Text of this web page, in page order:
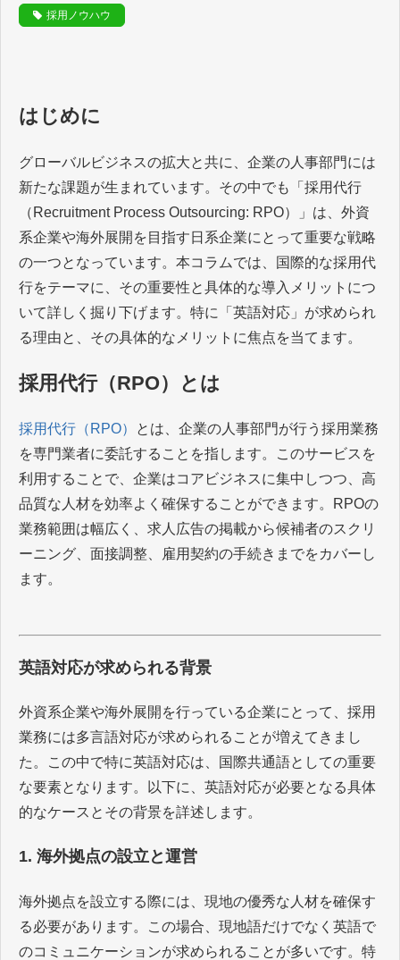
採用ノウハウ
はじめに
グローバルビジネスの拡大と共に、企業の人事部門には
新たな課題が生まれています。その中でも「採用代行
（Recruitment Process Outsourcing: RPO）」は、外資
系企業や海外展開を目指す日系企業にとって重要な戦略
の一つとなっています。本コラムでは、国際的な採用代
行をテーマに、その重要性と具体的な導入メリットにつ
いて詳しく掘り下げます。特に「英語対応」が求められ
る理由と、その具体的なメリットに焦点を当てます。
採用代行（RPO）とは
採用代行（RPO）
とは、企業の人事部門が行う採用業務
を専門業者に委託することを指します。このサービスを
利用することで、企業はコアビジネスに集中しつつ、高
品質な人材を効率よく確保することができます。RPOの
業務範囲は幅広く、求人広告の掲載から候補者のスクリ
ーニング、面接調整、雇用契約の手続きまでをカバーし
ます。
英語対応が求められる背景
外資系企業や海外展開を行っている企業にとって、採用
業務には多言語対応が求められることが増えてきまし
た。この中で特に英語対応は、国際共通語としての重要
な要素となります。以下に、英語対応が必要となる具体
的なケースとその背景を詳述します。
1. 海外拠点の設立と運営
海外拠点を設立する際には、現地の優秀な人材を確保す
る必要があります。この場合、現地語だけでなく英語で
のコミュニケーションが求められることが多いです。特